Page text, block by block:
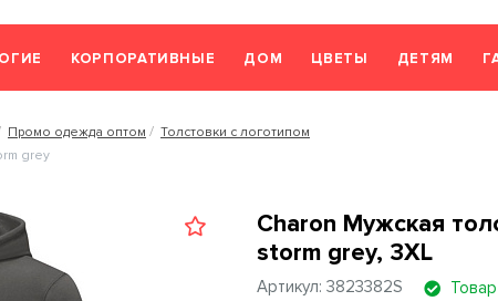
КОРПОРАТИВНЫЕ ДОМ ЦВЕТЫ ДЕТЯМ
Промо одежда оптом
Толстовки с логотипом
grey
Charon Мужская
storm grey, 3XL
Артикул: 3823382S